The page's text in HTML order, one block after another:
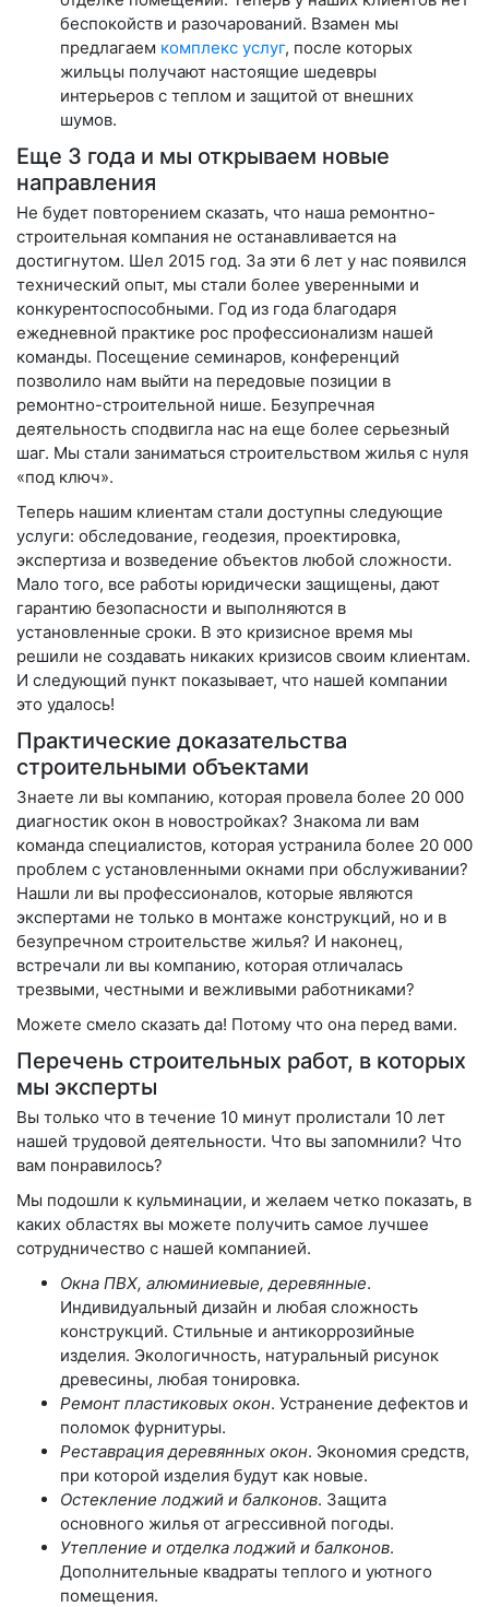
беспокойств и разочарований. Взамен мы
предлагаем комплекс услуг, после которых
жильцы получают настоящие шедевры
интерьеров с теплом и защитой от внешних
шумов.
Еще 3 года и мы открываем новые
направления
Не будет повторением сказать, что наша ремонтно-
строительная компания не останавливается на
достигнутом. Шел 2015 год. За эти 6 лет у нас появился
технический опыт, мы стали более уверенными и
конкурентоспособными. Год из года благодаря
ежедневной практике рос профессионализм нашей
команды. Посещение семинаров, конференций
позволило нам выйти на передовые позиции в
ремонтно-строительной нише. Безупречная
деятельность сподвигла нас на еще более серьезный
шаг. Мы стали заниматься строительством жилья с нуля
«под ключ».
Теперь нашим клиентам стали доступны следующие
услуги: обследование, геодезия, проектировка,
экспертиза и возведение объектов любой сложности.
Мало того, все работы юридически защищены, дают
гарантию безопасности и выполняются в
установленные сроки. В это кризисное время мы
решили не создавать никаких кризисов своим клиентам.
И следующий пункт показывает, что нашей компании
это удалось!
Практические доказательства
строительными объектами
Знаете ли вы компанию, которая провела более 20 000
диагностик окон в новостройках? Знакома ли вам
команда специалистов, которая устранила более 20 000
проблем с установленными окнами при обслуживании?
Нашли ли вы профессионалов, которые являются
экспертами не только в монтаже конструкций, но и в
безупречном строительстве жилья? И наконец,
встречали ли вы компанию, которая отличалась
трезвыми, честными и вежливыми работниками?
Можете смело сказать да! Потому что она перед вами.
Перечень строительных работ, в которых
мы эксперты
Вы только что в течение 10 минут пролистали 10 лет
нашей трудовой деятельности. Что вы запомнили? Что
вам понравилось?
Мы подошли к кульминации, и желаем четко показать, в
каких областях вы можете получить самое лучшее
сотрудничество с нашей компанией.
Окна ПВХ, алюминиевые, деревянные.
Индивидуальный дизайн и любая сложность
конструкций. Стильные и антикоррозийные
изделия. Экологичность, натуральный рисунок
древесины, любая тонировка.
Ремонт пластиковых окон. Устранение дефектов и
поломок фурнитуры.
Реставрация деревянных окон. Экономия средств,
при которой изделия будут как новые.
Остекление лоджий и балконов. Защита
основного жилья от агрессивной погоды.
Утепление и отделка лоджий и балконов.
Дополнительные квадраты теплого и уютного
помещения.